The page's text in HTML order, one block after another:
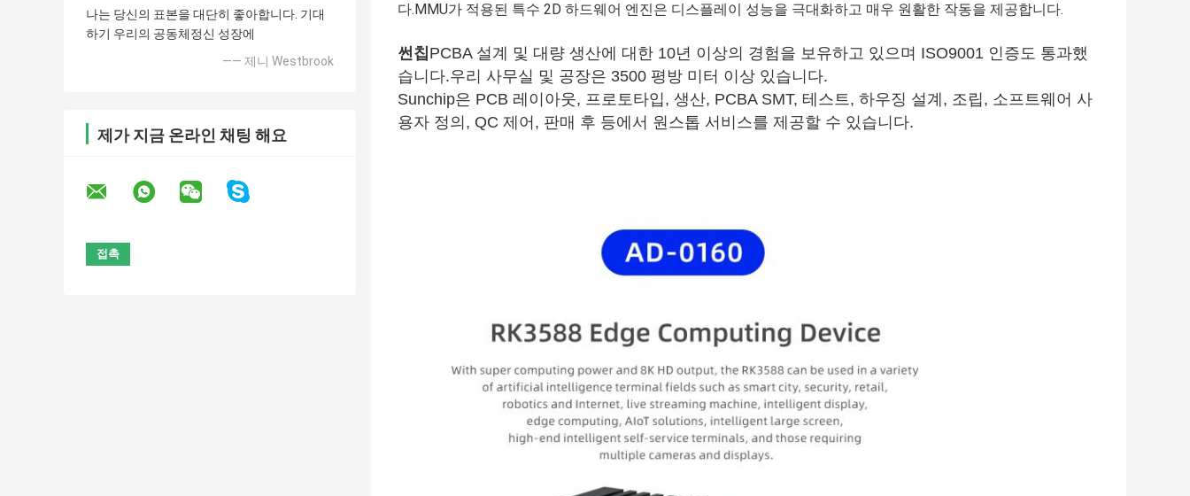
나는 당신의 표본을 대단히 좋아합니다. 기대
하기 우리의 공동체정신 성장에
—— 제니 Westbrook
제가 지금 온라인 채팅 해요
다.MMU가 적용된 특수 2D 하드웨어 엔진은 디스플레이 성능을 극대화하고 매우 원활한 작동을 제공합니다.
썬칩PCBA 설계 및 대량 생산에 대한 10년 이상의 경험을 보유하고 있으며 ISO9001 인증도 통과했
습니다.우리 사무실 및 공장은 3500 평방 미터 이상 있습니다.
Sunchip은 PCB 레이아웃, 프로토타입, 생산, PCBA SMT, 테스트, 하우징 설계, 조립, 소프트웨어 사
용자 정의, QC 제어, 판매 후 등에서 원스톱 서비스를 제공할 수 있습니다.